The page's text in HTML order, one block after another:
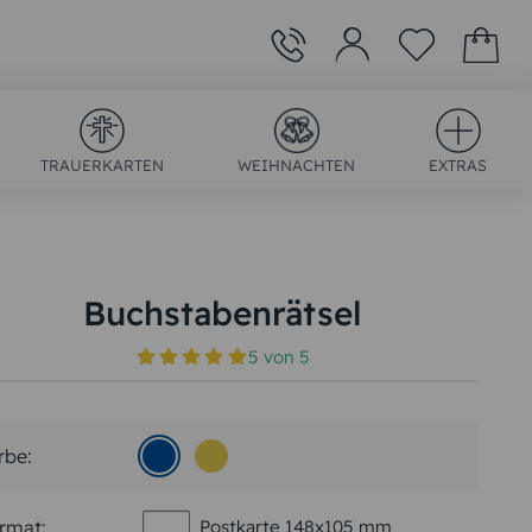
TRAUERKARTEN WEIHNACHTEN EXTRAS
Buchstabenrätsel
5 von5
Postkarte 148x105 mm